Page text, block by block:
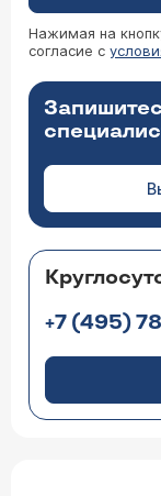
Нажимая на
согласие с
+7 (495)